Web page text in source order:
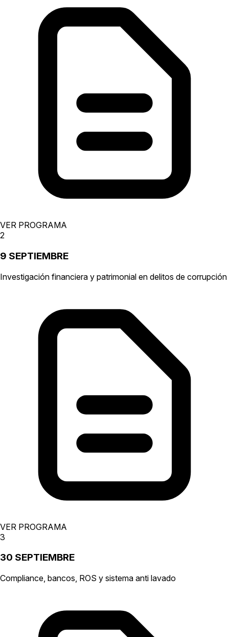
VER PROGRAMA
2
9 SEPTIEMBRE
Investigación financiera y patrimonial en delitos de corrupción
VER PROGRAMA
3
30 SEPTIEMBRE
Compliance, bancos, ROS y sistema anti lavado